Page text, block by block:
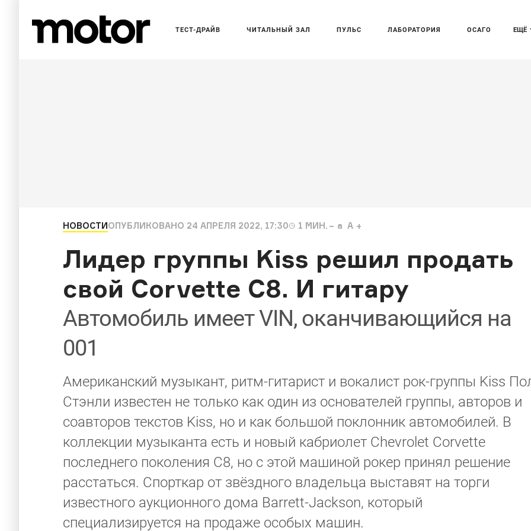
ЕЩЁ
ТЕСТ-ДРАЙВ ЧИТАЛЬНЫЙ ЗАЛ ПУЛЬС ЛАБОРАТОРИЯ ОСАГО
НОВОСТИОПУБЛИКОВАНО 24 АПРЕЛЯ 2022, 17:30 1 МИН. a A
Лидер группы Kiss решил продать
свой Corvette C8. И гитару
Автомобиль имеет VIN, оканчивающийся на
001
Американский музыкант, ритм-гитарист и вокалист рок-группы Kiss
Стэнли известен не только как один из основателей группы, авторов и
соавторов текстов Kiss, но и как большой поклонник автомобилей. В
коллекции музыканта есть и новый кабриолет Chevrolet Corvette
последнего поколения C8, но с этой машиной рокер принял решение
расстаться. Спорткар от звёздного владельца выставят на торги
известного аукционного дома Barrett-Jackson, который
специализируется на продаже особых машин.